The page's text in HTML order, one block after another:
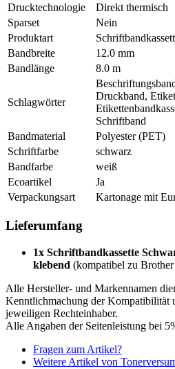
Drucktechnologie
Direkt thermisch
Sparset
Nein
Produktart
Bandbreite
12.0 mm
Bandlänge
8.0 m
Schlagwörter
Druckband,
Schriftband
Bandmaterial
Polyester (PET)
Schriftfarbe
schwarz
Bandfarbe
weiß
Ecoartikel
Ja
Verpackungsart
Kartonage mit
Lieferumfang
1x Schriftbandkassette
klebend (kompatibel zu
Alle Hersteller- und Markennamen
Kenntlichmachung der Kompatibilität
jeweiligen Rechteinhaber.
Alle Angaben der Seitenleistung bei
Fragen zum Artikel?
Weitere Artikel von